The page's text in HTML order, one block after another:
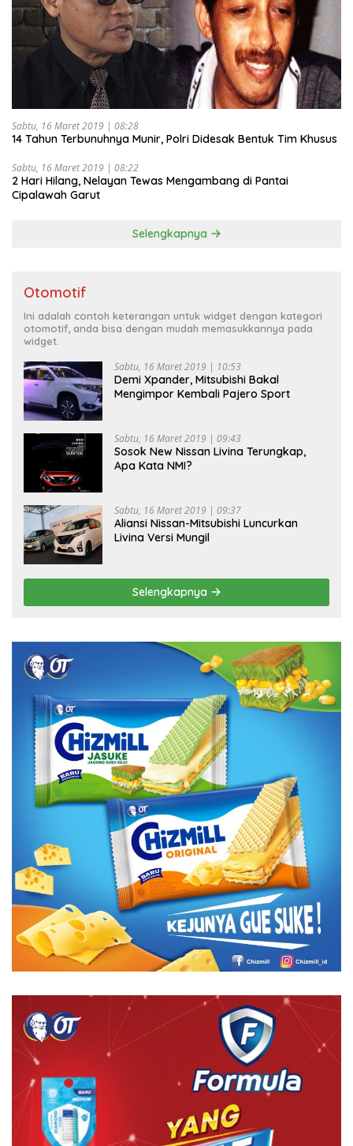
Sabtu, 16 Maret 2019 | 08:28
14 Tahun Terbunuhnya Munir, Polri Didesak Bentuk Tim Khusus
Sabtu, 16 Maret 2019 | 08:22
2 Hari Hilang, Nelayan Tewas Mengambang di Pantai
Cipalawah Garut
Selengkapnya
Otomotif
Ini adalah contoh keterangan untuk widget dengan kategori
otomotif, anda bisa dengan mudah memasukkannya pada
widget.
Sabtu, 16 Maret 2019 | 10:53
Demi Xpander, Mitsubishi Bakal
Mengimpor Kembali Pajero Sport
Sabtu, 16 Maret 2019 | 09:43
Sosok New Nissan Livina Terungkap,
Apa Kata NMI?
Sabtu, 16 Maret 2019 | 09:37
Aliansi Nissan-Mitsubishi Luncurkan
Livina Versi Mungil
Selengkapnya